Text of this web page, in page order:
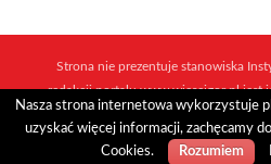
Strona nie prezentuje stanowiska
redakcji portalu www.wiescigor.pl jest
które ukazują się w sieci mediów i
Realizacja:
Nasza strona internetowa wykorzystuje
uzyskać więcej informacji, zachęcamy
Cookies.
Rozumiem